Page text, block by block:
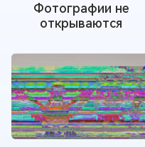
Фотографии не
открываются